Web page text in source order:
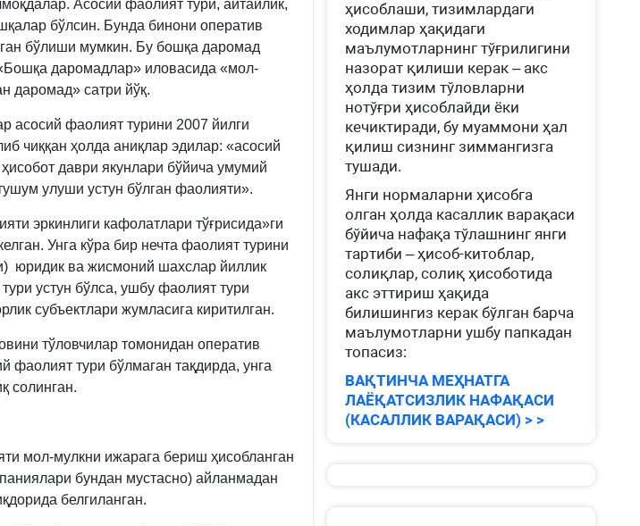
Асосий фаолият тури, айтайлик,
бўлсин. Бунда бинони оператив
бўлиши мумкин. Бу бошқа даромад
даромадлар» иловасида «мол-
даромад» сатри йўқ.
асосий фаолият турини 2007 йилги
чиққан ҳолда аниқлар эдилар: «асосий
даври якунлари бўйича умумий
улуши устун бўлган фаолияти».
эркинлиги кафолатлари тўғрисида»ги
Унга кўра бир нечта фаолият турини
юридик ва жисмоний шахслар йиллик
устун бўлса, ушбу фаолият тури
субъектлари жумласига киритилган.
тўловчилар томонидан оператив
фаолият тури бўлмаган тақдирда, унга
солинган.
мол-мулкни ижарага бериш ҳисобланган
бундан мустасно) айланмадан
белгиланган.
ҳисоблаши, тизимлардаги
ходимлар ҳақидаги
маълумотларнинг тўғрилигини
назорат қилиши керак – акс
ҳолда тизим тўловларни
нотўғри ҳисоблайди ёки
кечиктиради, бу муаммони ҳал
қилиш сизнинг зиммангизга
тушади.
Янги нормаларни ҳисобга
олган ҳолда касаллик варақаси
бўйича нафақа тўлашнинг янги
тартиби – ҳисоб-китоблар,
солиқлар, солиқ ҳисоботида
акс эттириш ҳақида
билишингиз керак бўлган барча
маълумотларни ушбу папкадан
топасиз:
ВАҚТИНЧА МЕҲНАТГА
ЛАЁҚАТСИЗЛИК НАФАҚАСИ
(КАСАЛЛИК ВАРАҚАСИ) > >